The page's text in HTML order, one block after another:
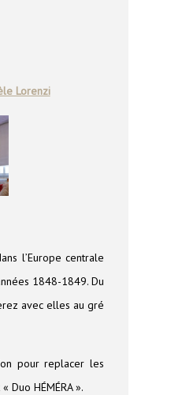
Lorenzi
l’Europe centrale
1848-1849. Du
avec elles au gré
pour replacer les
HÉMÉRA ».